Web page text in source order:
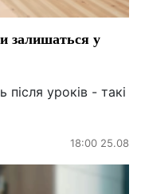
залишаться у
уроків - такі
18:00 25.08